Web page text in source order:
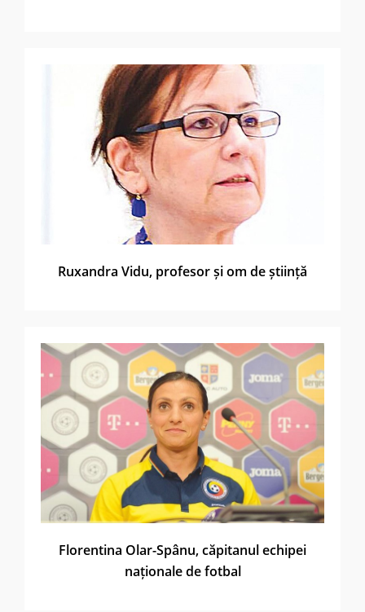
Ruxandra Vidu, profesor și om de știință
Florentina Olar-Spânu, căpitanul echipei
naționale de fotbal